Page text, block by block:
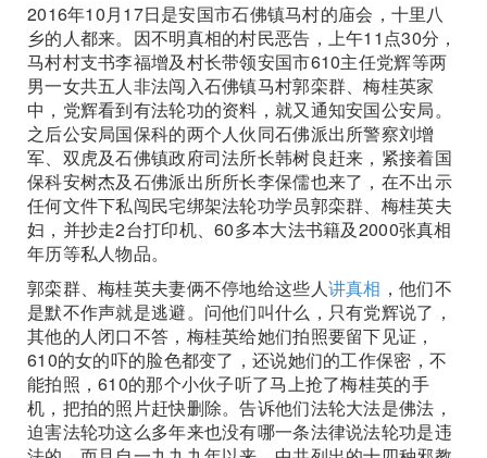
2016年10月17日是安国市石佛镇马村的庙会，十里八
乡的人都来。因不明真相的村民恶告，上午11点30分，
马村村支书李福增及村长带领安国市610主任党辉等两
男一女共五人非法闯入石佛镇马村郭栾群、梅桂英家
中，党辉看到有法轮功的资料，就又通知安国公安局。
之后公安局国保科的两个人伙同石佛派出所警察刘增
军、双虎及石佛镇政府司法所长韩树良赶来，紧接着国
保科安树杰及石佛派出所所长李保儒也来了，在不出示
任何文件下私闯民宅绑架法轮功学员郭栾群、梅桂英夫
妇，并抄走2台打印机、60多本大法书籍及2000张真相
年历等私人物品。
郭栾群、梅桂英夫妻俩不停地给这些人讲真相 ，他们不
是默不作声就是逃避。问他们叫什么，只有党辉说了，
其他的人闭口不答，梅桂英给她们拍照要留下见证，
610的女的吓的脸色都变了，还说她们的工作保密，不
能拍照，610的那个小伙子听了马上抢了梅桂英的手
机，把拍的照片赶快删除。告诉他们法轮大法是佛法，
迫害法轮功这么多年来也没有哪一条法律说法轮功是违